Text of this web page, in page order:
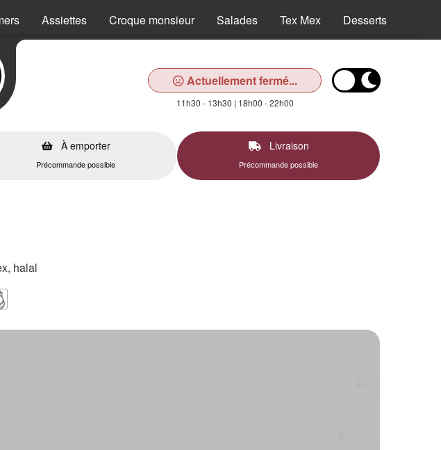
Assiettes Croque monsieur Salades Tex Mex Desserts
Actuellement fermé...
11h30 - 13h30 | 18h00 - 22h00
À emporter
Précommande possible
Livraison
Précommande possible
halal